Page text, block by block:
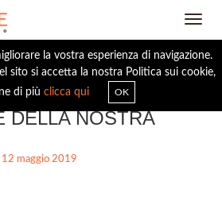
la vostra esperienza di navigazione.
sito si accetta la nostra Politica sui cookie,
di più clicca qui OK
TRANSLATION.
DELLA NOSTRA
12 maggio 2019